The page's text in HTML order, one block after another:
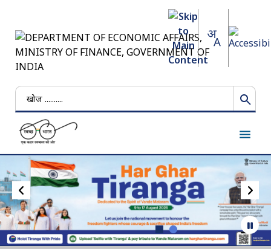
खोजें